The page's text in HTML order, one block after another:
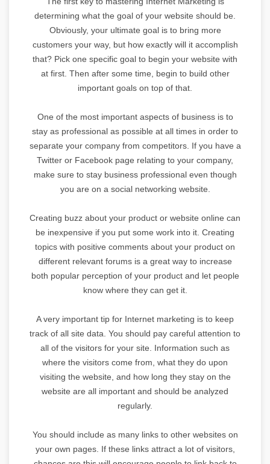
determining what the goal of your website should be.
Obviously, your ultimate goal is to bring more
customers your way, but how exactly will it accomplish
that? Pick one specific goal to begin your website with
at first. Then after some time, begin to build other
important goals on top of that.
One of the most important aspects of business is to
stay as professional as possible at all times in order to
separate your company from competitors. If you have a
Twitter or Facebook page relating to your company,
make sure to stay business professional even though
you are on a social networking website.
Creating buzz about your product or website online can
be inexpensive if you put some work into it. Creating
topics with positive comments about your product on
different relevant forums is a great way to increase
both popular perception of your product and let people
know where they can get it.
A very important tip for Internet marketing is to keep
track of all site data. You should pay careful attention to
all of the visitors for your site. Information such as
where the visitors come from, what they do upon
visiting the website, and how long they stay on the
website are all important and should be analyzed
regularly.
You should include as many links to other websites on
your own pages. If these links attract a lot of visitors,